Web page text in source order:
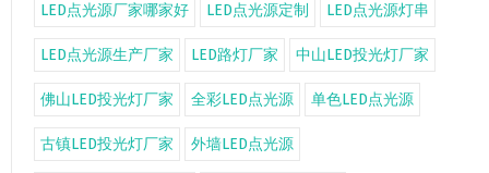
LED点光源厂家哪家好 LED点光源定制 LED点光源灯串
LED点光源生产厂家 LED路灯厂家 中山LED投光灯厂家
佛山LED投光灯厂家 全彩LED点光源 单色LED点光源
古镇LED投光灯厂家 外墙LED点光源